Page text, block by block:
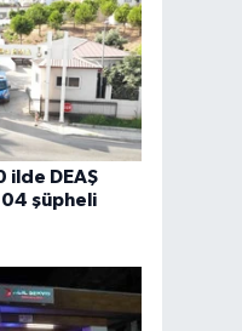
ilde DEAŞ
şüpheli